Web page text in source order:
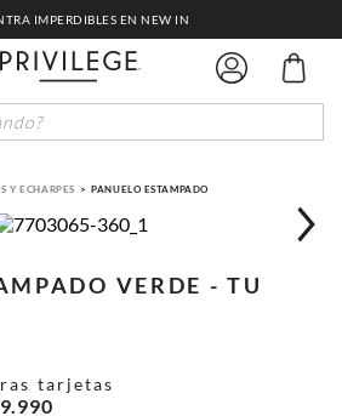
IMPERDIBLES EN NEW IN
Y ECHARPES PANUELO ESTAMPADO
VERDE - TU
tarjetas
.990